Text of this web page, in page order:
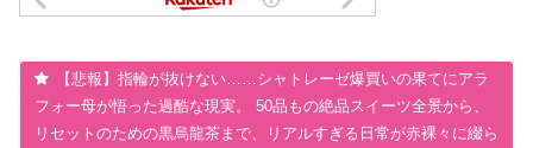
【悲報】指輪が抜けない……シャトレーゼ爆買いの果てにアラ
フォー母が悟った過酷な現実。 50品もの絶品スイーツ全景から、
リセットのための黒烏龍茶まで、リアルすぎる日常が赤裸々に綴ら